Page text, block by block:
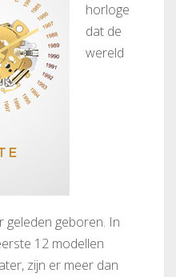
horloge
dat de
wereld
geleden geboren. In
12 modellen
zijn er meer dan